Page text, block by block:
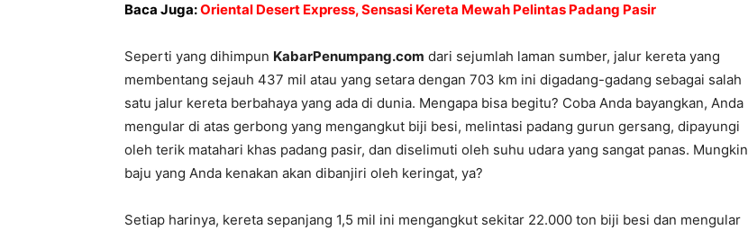
Baca Juga:Oriental Desert Express, Sensasi Kereta Mewah Pelintas Padang Pasir
Seperti yang dihimpun KabarPenumpang.com dari sejumlah laman sumber, jalur kereta yang
membentang sejauh 437 mil atau yang setara dengan 703 km ini digadang-gadang sebagai salah
satu jalur kereta berbahaya yang ada di dunia. Mengapa bisa begitu? Coba Anda bayangkan, Anda
mengular di atas gerbong yang mengangkut biji besi, melintasi padang gurun gersang, dipayungi
oleh terik matahari khas padang pasir, dan diselimuti oleh suhu udara yang sangat panas. Mungkin
baju yang Anda kenakan akan dibanjiri oleh keringat, ya?
Setiap harinya, kereta sepanjang 1,5 mil ini mengangkut sekitar 22.000 ton biji besi dan mengular